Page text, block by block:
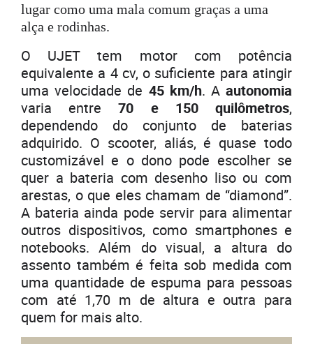
lugar como uma mala comum graças a uma
alça e rodinhas.
O UJET tem motor com potência
equivalente a 4 cv, o suficiente para atingir
uma velocidade de 45 km/h. Aautonomia
varia entre70 e 150 quilômetros,
dependendo do conjunto de baterias
adquirido. O scooter, aliás, é quase todo
customizável e o dono pode escolher se
quer a bateria com desenho liso ou com
arestas, o que eles chamam de “diamond”.
A bateria ainda pode servir para alimentar
outros dispositivos, como smartphones e
notebooks. Além do visual, a altura do
assento também é feita sob medida com
uma quantidade de espuma para pessoas
com até 1,70 m de altura e outra para
quem for mais alto.